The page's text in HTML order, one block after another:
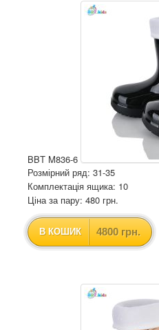
BBT M836-6
Розмірний ряд: 31-35
Комплектація ящика: 10
Ціна за пару: 480 грн.
В КОШИК 4800 грн.